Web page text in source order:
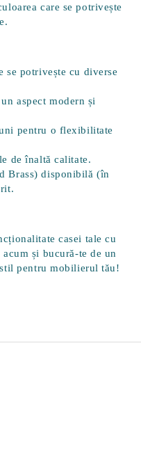
care se potrivește
se potrivește cu diverse
aspect modern și
pentru o flexibilitate
de înaltă calitate.
Brass) disponibilă (în
casei tale cu
și bucură-te de un
pentru mobilierul tău!